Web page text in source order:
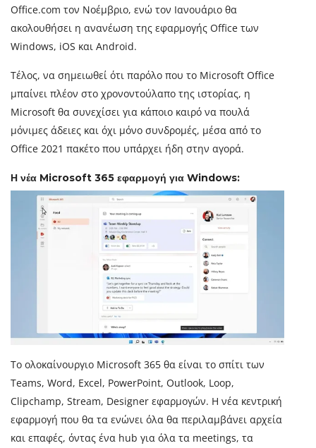
Office.com τον Νοέμβριο, ενώ τον Ιανουάριο θα
ακολουθήσει η ανανέωση της εφαρμογής Office των
Windows, iOS και Android.
Τέλος, να σημειωθεί ότι παρόλο που το Microsoft Office
μπαίνει πλέον στο χρονοντούλαπο της ιστορίας, η
Microsoft θα συνεχίσει για κάποιο καιρό να πουλά
μόνιμες άδειες και όχι μόνο συνδρομές, μέσα από το
Office 2021 πακέτο που υπάρχει ήδη στην αγορά.
Η νέα Microsoft 365 εφαρμογή για Windows:
Το ολοκαίνουργιο Microsoft 365 θα είναι το σπίτι των
Teams, Word, Excel, PowerPoint, Outlook, Loop,
Clipchamp, Stream, Designer εφαρμογών. Η νέα κεντρική
εφαρμογή που θα τα ενώνει όλα θα περιλαμβάνει αρχεία
και επαφές, όντας ένα hub για όλα τα meetings, τα